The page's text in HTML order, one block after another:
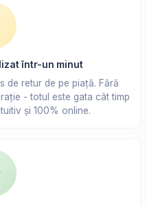
într-un minut
de retur de pe piață. Fără
- totul este gata cât timp
și 100% online.